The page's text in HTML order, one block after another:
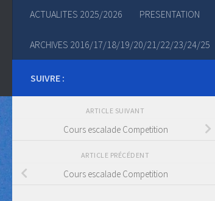
ACTUALITES 2025/2026 PRESENTATION
ARCHIVES 2016/17/18/19/20/21/22/23/24/25
SUIVRE :
ARTICLE SUIVANT
Cours escalade Competition
ARTICLE PRÉCÉDENT
Cours escalade Competition